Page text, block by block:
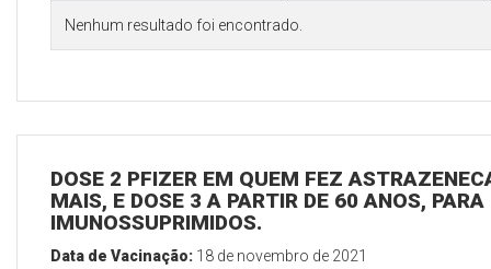
Nenhum resultado foi encontrado.
DOSE 2 PFIZER EM QUEM FEZ
MAIS, E DOSE 3 A PARTIR DE 60 ANOS,
IMUNOSSUPRIMIDOS.
Data de Vacinação: 18 de novembro de 2021